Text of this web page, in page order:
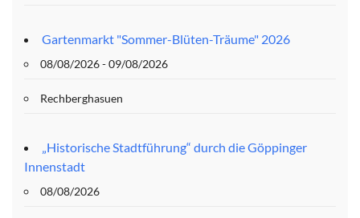
Gartenmarkt "Sommer-Blüten-Träume" 2026
08/08/2026 - 09/08/2026
Rechberghasuen
„Historische Stadtführung“ durch die Göppinger
Innenstadt
08/08/2026